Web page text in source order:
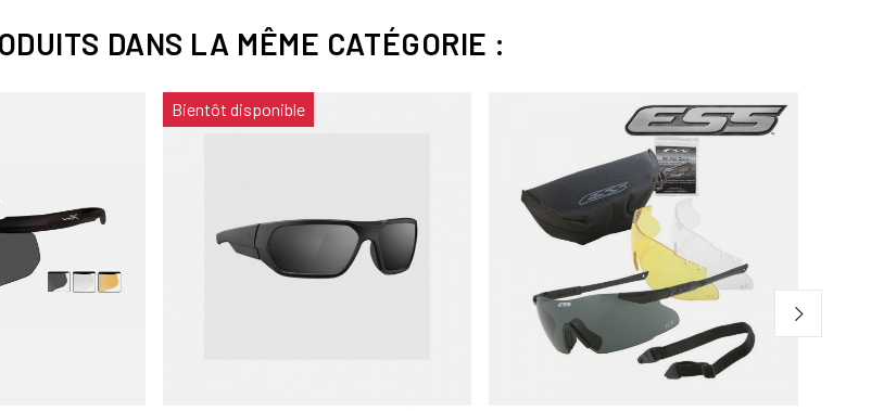
nettoyage et un bandeau élastique réglable pouvant se fixer à la place des branches
Fixation pour ceinture/ceinturon (50 mm) En option : écran incolore réf 601067, écran
DANS LA MÊME CATÉGORIE :
Bientôt disponible